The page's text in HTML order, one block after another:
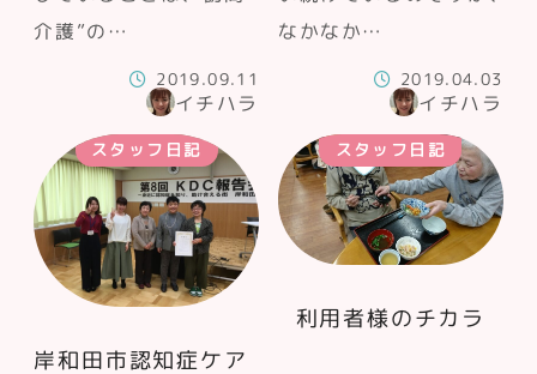
介護”の…
2019.09.11
イチハラ
なかなか…
2019.04.03
イチハラ
スタッフ日記
岸和田市認知症ケア
スタッフ日記
利用者様のチカラ